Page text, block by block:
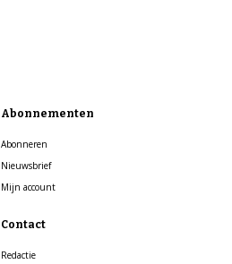
Abonnementen
Abonneren
Nieuwsbrief
Mijn account
Contact
Redactie